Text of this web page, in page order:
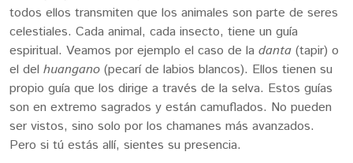
todos ellos transmiten que los animales son parte de seres
celestiales. Cada animal, cada insecto, tiene un guía
espiritual. Veamos por ejemplo el caso de la danta (tapir) o
el del huangano (pecarí de labios blancos). Ellos tienen su
propio guía que los dirige a través de la selva. Estos guías
son en extremo sagrados y están camuflados. No pueden
ser vistos, sino solo por los chamanes más avanzados.
Pero si tú estás allí, sientes su presencia.